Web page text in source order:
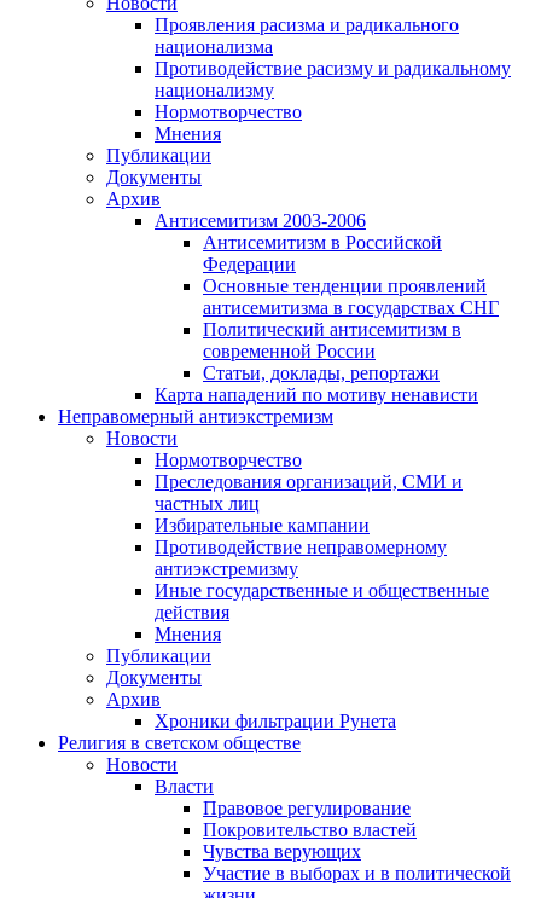
Проявления расизма и радикального
национализма
Противодействие расизму и радикальному
национализму
Нормотворчество
Мнения
Публикации
Документы
Архив
Антисемитизм 2003-2006
Антисемитизм в Российской
Федерации
Основные тенденции проявлений
антисемитизма в государствах СНГ
Политический антисемитизм в
современной России
Статьи, доклады, репортажи
Карта нападений по мотиву ненависти
Неправомерный антиэкстремизм
Новости
Нормотворчество
Преследования организаций, СМИ и
частных лиц
Избирательные кампании
Противодействие неправомерному
антиэкстремизму
Иные государственные и общественные
действия
Мнения
Публикации
Документы
Архив
Хроники фильтрации Рунета
Религия в светском обществе
Новости
Власти
Правовое регулирование
Покровительство властей
Чувства верующих
Участие в выборах и в политической